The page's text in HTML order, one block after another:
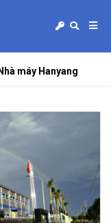
máy Hanyang